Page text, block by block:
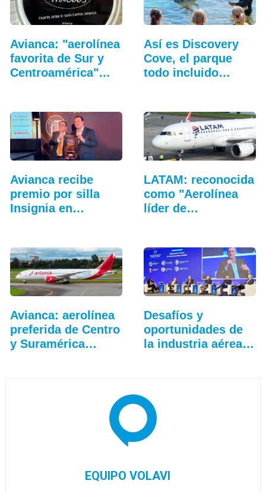
Avianca: "aerolínea
favorita de Sur y
Centroamérica"…
Así es Discovery
Cove, el parque
todo incluido
Avianca recibe
premio por silla
Insignia en
LATAM: reconocida
como "Aerolínea
líder de
Avianca: aerolínea
preferida de Centro
y Suramérica…
Desafíos y
oportunidades de
la industria aérea
EQUIPO VOLAVI